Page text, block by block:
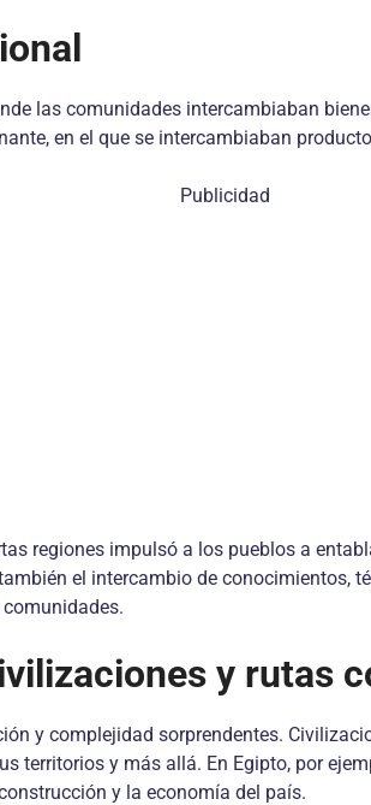
las comunidades intercambiaban
en el que se intercambiaban
Publicidad
regiones impulsó a los pueblos a
el intercambio de conocimientos,
y rutas
y complejidad sorprendentes.
territorios y más allá. En Egipto, por
y la economía del país.